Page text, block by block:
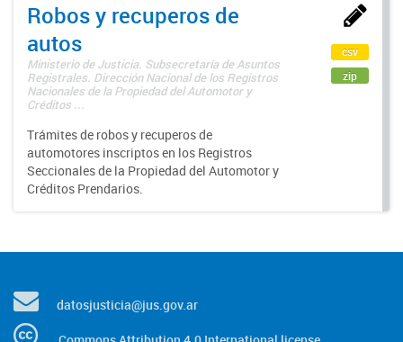
Robos y recuperos de
autos
Ministerio de Justicia. Subsecretaría de Asuntos
Registrales. Dirección Nacional de los Registros
Nacionales de la Propiedad del Automotor y
Créditos ...
Trámites de robos y recuperos de
automotores inscriptos en los Registros
Seccionales de la Propiedad del Automotor y
Créditos Prendarios.
csv
zip
datosjusticia@jus.gov.ar